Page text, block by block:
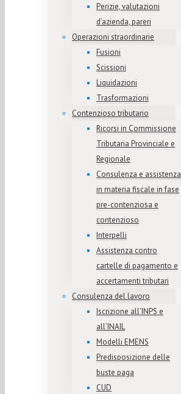
Perizie, valutazioni
d’azienda, pareri
Operazioni straordinarie
Fusioni
Scissioni
Liquidazioni
Trasformazioni
Contenzioso tributario
Ricorsi in Commissione
Tributaria Provinciale e
Regionale
Consulenza e assistenza
in materia fiscale in fase
pre-contenziosa e
contenzioso
Interpelli
Assistenza contro
cartelle di pagamento e
accertamenti tributari
Consulenza del lavoro
Iscrizione all’INPS e
all’INAIL
Modelli EMENS
Predisposizione delle
buste paga
CUD